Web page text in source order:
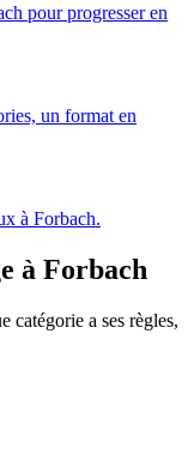
pour progresser en
un format en
à Forbach.
à Forbach
catégorie a ses règles,